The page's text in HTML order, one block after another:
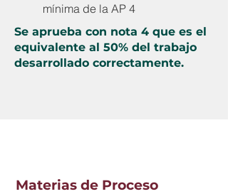
mínima de la AP 4
Se aprueba con nota 4 que es el
equivalente al 50% del trabajo
desarrollado correctamente.
Materias de Proceso